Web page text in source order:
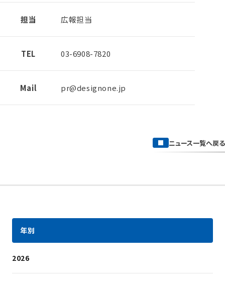
担当 広報担当
TEL 03-6908-7820
Mail pr@designone.jp
ニュース一覧へ戻る
年別
2026